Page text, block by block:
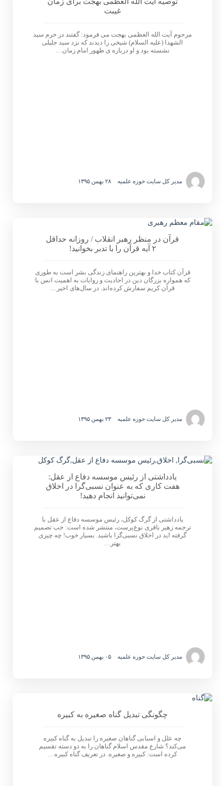
غیبت
مرحوم آیت الله العظمی بهجت می فرمود: گفتند در حرم سید
الشهدا (علیه السلام) شیخی را دیدند که نزد سید جلیلی
نشسته بود و او درباره ی ظهور امام زمان…
مدیر کل سایت حوزه علمیه
قرآن در منظر رهبر انقلاب / روزانه حداقل
۲ آیه قرآن را با تدبر بخوانید!
قرآن کتاب خدا و بهترین راهنمای زندگی بشر است به طوری
که همواره بزرگان دین در احادیث و روایات به اهمیت انس با
قرآن کریم سفارش کرده‌اند. در سال‌های اخیر…
مدیر کل سایت حوزه علمیه
یادداشتی از رئیس موسسه دفاع از عقل:
هفت کاری که به عنوان نسبی‌گرا در اخلاق
نمی‌توانید انجام دهید!
یادداشتی از گرگ کوکل، رئیس موسسه دفاع از عقل با
ترجمه زهیر باقری‌ نوع‌پرست، منتشر شده است: خب تصمیم
گرفته اید در اخلاق نسبی‌گرا باشید. بسیار خوب! چه چیزی
بهتر…
مدیر کل سایت حوزه علمیه
چگونگی تبدیل گناه صغیره به کبیره
چه علل و اسبابی گناهان صغیره را تبدیل به گناه کبیره
می‌کند؟ شارع مقدس اسلام گناهان را به دو دسته تقسیم
کرده است: کبیره و صغیره. در تعریف گناه کبیره…